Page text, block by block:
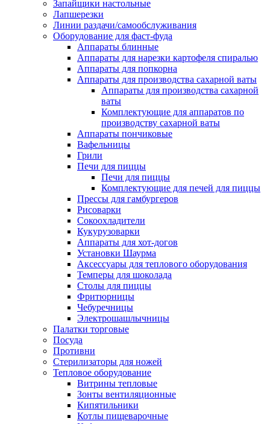
Запайщики настольные
Лапшерезки
Линии раздачи/самообслуживания
Оборудование для фаст-фуда
Аппараты блинные
Аппараты для нарезки картофеля спиралью
Аппараты для попкорна
Аппараты для производства сахарной ваты
Аппараты для производства сахарной
ваты
Комплектующие для аппаратов по
производству сахарной ваты
Аппараты пончиковые
Вафельницы
Грили
Печи для пиццы
Печи для пиццы
Комплектующие для печей для пиццы
Прессы для гамбургеров
Рисоварки
Сокоохладители
Кукурузоварки
Аппараты для хот-догов
Установки Шаурма
Аксессуары для теплового оборудования
Темперы для шоколада
Столы для пиццы
Фритюрницы
Чебуречницы
Электрошашлычницы
Палатки торговые
Посуда
Противни
Стерилизаторы для ножей
Тепловое оборудование
Витрины тепловые
Зонты вентиляционные
Кипятильники
Котлы пищеварочные